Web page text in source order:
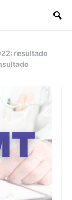
resultado